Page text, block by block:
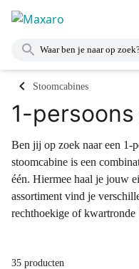
Stoomcabines
1-
Ben jij op zoek naar een 1-
stoomcabine is een
één. Hiermee haal je jouw
assortiment vind je
rechthoekige of kwartronde
35 producten